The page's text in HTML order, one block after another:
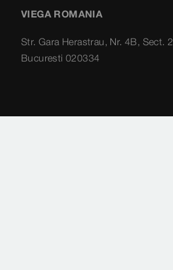
VIEGA ROMANIA
Str. Gara Herastrau, Nr. 4B, Sect. 2
Bucuresti 020334